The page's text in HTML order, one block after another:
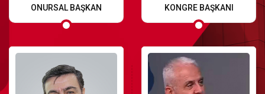
ONURSAL BAŞKAN KONGRE BAŞKANI